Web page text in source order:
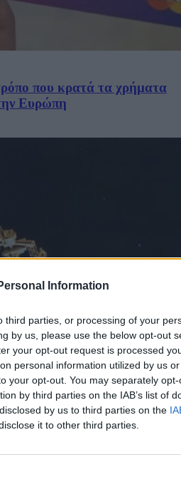
Information
parties, or processing of your
by us, please use the below opt-out
your opt-out request is processed
personal information utilized by us
your opt-out. You may separately
by third parties on the IAB’s list of
by us to third parties on the
it to other third parties.
που κρατά τα χρήματα
Ευρώπη